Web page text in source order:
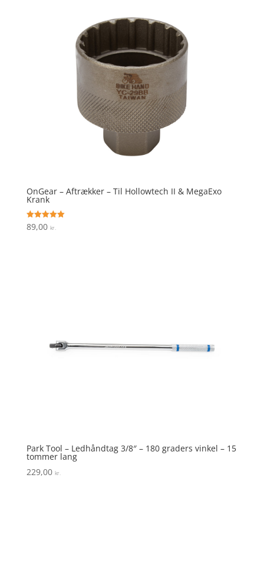
OnGear – Aftrækker – Til Hollowtech II & MegaExo
Krank
Vurderet
5
89,00 kr.
Park Tool – Ledhåndtag 3/8″ – 180 graders vinkel – 15
tommer lang
229,00 kr.